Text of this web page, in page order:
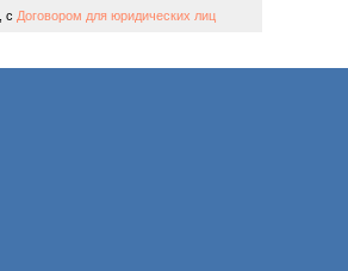
, с Договором для юридических лиц